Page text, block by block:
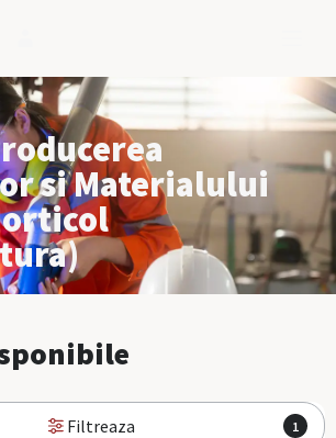
si Materialului
Filtreaza 1